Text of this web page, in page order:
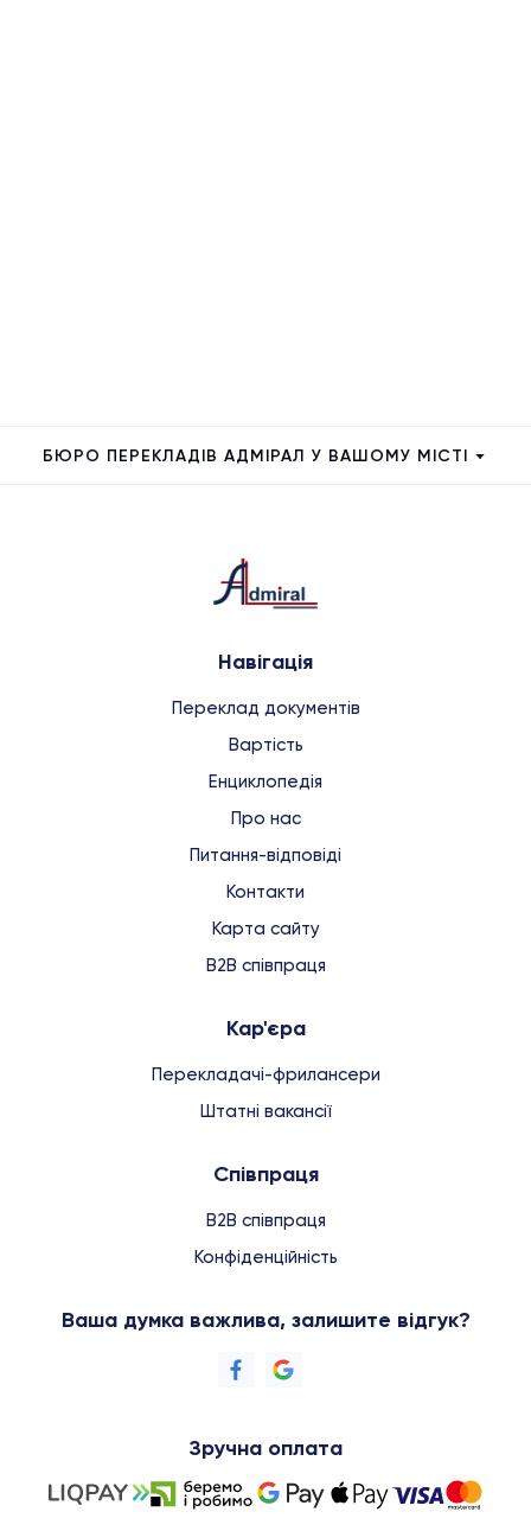
БЮРО ПЕРЕКЛАДІВ АДМІРАЛ У ВАШОМУ МІСТІ
Навігація
Переклад документів
Вартість
Енциклопедія
Про нас
Питання-відповіді
Контакти
Карта сайту
B2B співпраця
Кар'єра
Перекладачі-фрилансери
Штатні вакансії
Співпраця
B2B співпраця
Конфіденційність
Ваша думка важлива, залишите відгук?
Зручна оплата